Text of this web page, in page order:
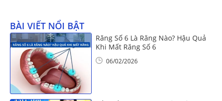
BÀI VIẾT NỔI BẬT
Răng Số 6 Là Răng Nào? Hậu Quả
Khi Mất Răng Số 6
06/02/2026